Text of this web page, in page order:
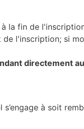
la fin de
l'inscription; si
directement
à soit